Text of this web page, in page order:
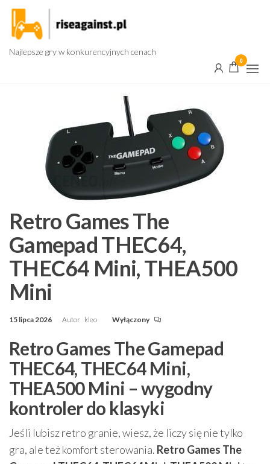
Przejdź
treści
Najlepsze gry w konkurencyjnych cenach
0
Retro Games The
Gamepad THEC64,
THEC64 Mini, THEA500
Mini
15 lipca 2026 Autor kleo Wyłączony
Retro Games The Gamepad
THEC64, THEC64 Mini,
THEA500 Mini – wygodny
kontroler do klasyki
Jeśli lubisz retro granie, wiesz, że liczy się nie tylko
gra, ale też komfort sterowania. Retro Games The